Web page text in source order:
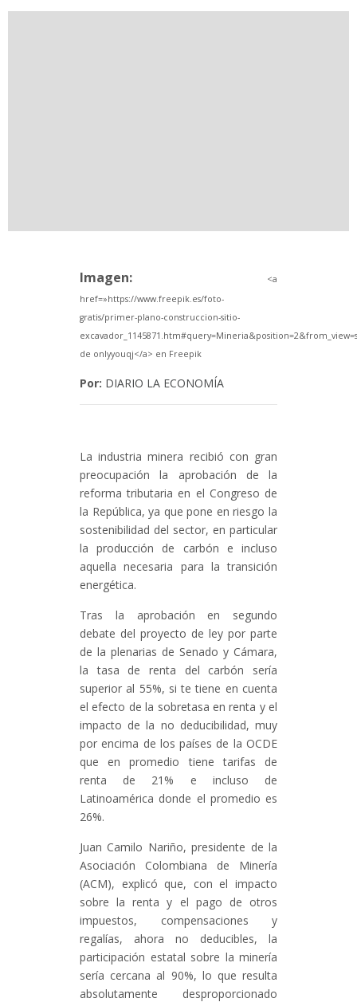
Imagen:
<a
href=»https://www.freepik.es/foto-
gratis/primer-plano-construccion-sitio-
de onlyyouqj</a> en Freepik
Por: DIARIO LA ECONOMÍA
La industria minera recibió con gran
preocupación la aprobación de la
reforma tributaria en el Congreso de
la República, ya que pone en riesgo la
sostenibilidad del sector, en particular
la producción de carbón e incluso
aquella necesaria para la transición
energética.
Tras la aprobación en segundo
debate del proyecto de ley por parte
de la plenarias de Senado y Cámara,
la tasa de renta del carbón sería
superior al 55%, si te tiene en cuenta
el efecto de la sobretasa en renta y el
impacto de la no deducibilidad, muy
por encima de los países de la OCDE
que en promedio tiene tarifas de
renta de 21% e incluso de
Latinoamérica donde el promedio es
26%.
Juan Camilo Nariño, presidente de la
Asociación Colombiana de Minería
(ACM), explicó que, con el impacto
sobre la renta y el pago de otros
impuestos, compensaciones y
regalías, ahora no deducibles, la
participación estatal sobre la minería
sería cercana al 90%, lo que resulta
absolutamente desproporcionado